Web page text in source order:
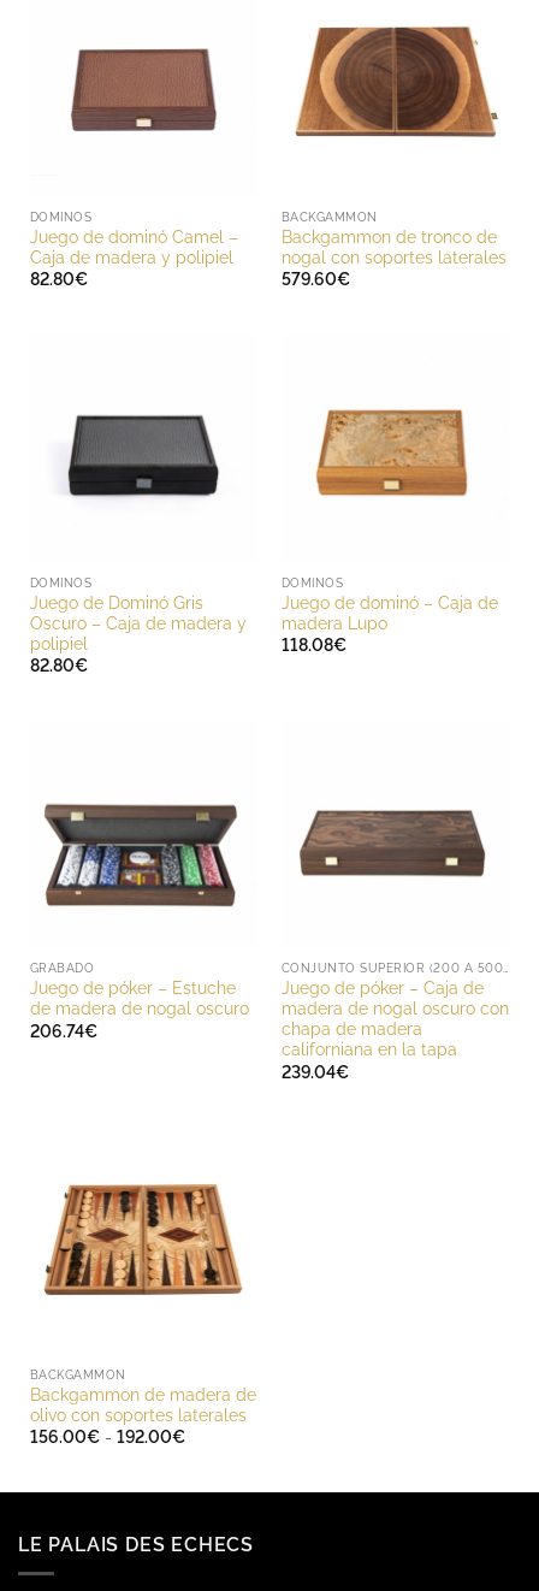
DOMINOS
Juego de dominó Camel –
Caja de madera y polipiel
82.80€
BACKGAMMON
Backgammon de tronco de
nogal con soportes laterales
579.60€
DOMINOS
Juego de Dominó Gris
Oscuro – Caja de madera y
polipiel
82.80€
DOMINOS
Juego de dominó – Caja de
madera Lupo
118.08€
GRABADO
Juego de póker – Estuche
de madera de nogal oscuro
206.74€
CONJUNTO SUPERIOR (200 A 500 EUROS)
Juego de póker – Caja de
madera de nogal oscuro con
chapa de madera
californiana en la tapa
239.04€
BACKGAMMON
Backgammon de madera de
olivo con soportes laterales
156.00€ - 192.00€Rango
156.00€
LE PALAIS DES ECHECS